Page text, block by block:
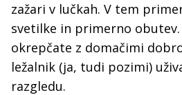
zažari v lučkah. V tem
svetilke in primerno
okrepčate z domačimi
ležalnik (ja, tudi pozimi)
razgledu.